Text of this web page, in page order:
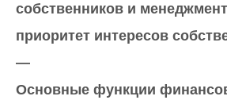
собственников и
приоритет интересов
—
Основные функции